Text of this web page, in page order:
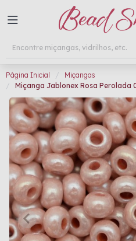
Página Inicial
Miçangas
Miçanga Jablonex Rosa Perolada